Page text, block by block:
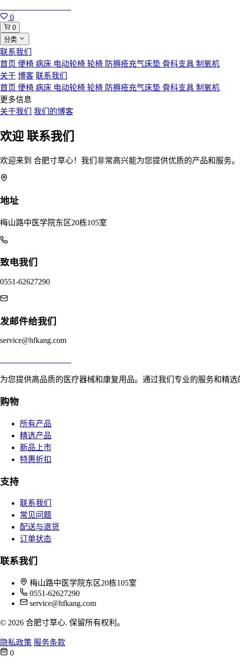
0
0
分类
联系我们
首页 便椅 病床 电动轮椅 轮椅 防褥疮充气床垫 骨科支具 制氧机
关于 博客 联系我们
首页 便椅 病床 电动轮椅 轮椅 防褥疮充气床垫 骨科支具 制氧机
更多信息
关于我们
我们的博客
欢迎 联系我们
欢迎来到 合肥寸草心！我们非常高兴能为您提供优质的产品和服务
地址
梅山路中医学院东区20栋105室
致电我们
0551-62627290
发邮件给我们
service@hfkang.com
为您提供高品质的医疗器械和康复用品。通过我们专业的服务和精选
购物
所有产品
精选产品
新品上市
特惠折扣
支持
联系我们
常见问题
配送与退货
订单状态
联系我们
梅山路中医学院东区20栋105室
0551-62627290
service@hfkang.com
© 2026 合肥寸草心. 保留所有权利。
隐私政策 服务条款
0